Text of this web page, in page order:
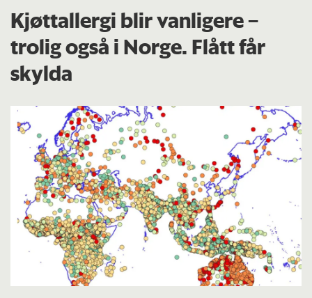
Kjøttallergi blir vanligere –
trolig også i Norge. Flått får
skylda